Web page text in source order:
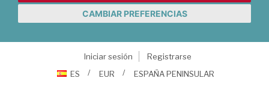
CAMBIAR PREFERENCIAS
Iniciar sesión
Registrarse
ES
EUR ESPAÑA PENINSULAR